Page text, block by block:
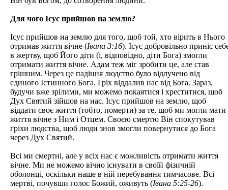
Для чого Ісус прийшов на землю?
Ісус прийшов на землю для того, щоб той, хто вірить в Нього
отримав життя вічне (Івана 3:16). Ісус добровільно приніс
в жертву, щоб Його діти (і, відповідно, діти Бога) змогли
отримати життя вічне. Адам теж міг зробити це, але став
грішним. Через це падіння людство було відлучено від
єдиного Істинного Бога. Гріх віддалив нас від Бога. Зараз,
будучи вже зрілими, ми можемо покаятися і хреститися, щоб
Дух Святий зійшов на нас. Ісус прийшов на землю, щоб
віддати своє життя (тобто, померти) за те, щоб ми могли мати
життя вічне з Ним і Отцем. Своєю смертю Він спокутував
гріхи людства, щоб люди знов змогли повернутися до Бога
через Дух Святий.
Всі ми смертні, але у всіх нас є можливість отримати життя
вічне. Ми не можемо вічно існувати в своїй фізичній
оболонці, оскільки наше в ній перебування тимчасове. Всі
мертві, почувши голос Божий, оживуть (Івана 5:25-26).